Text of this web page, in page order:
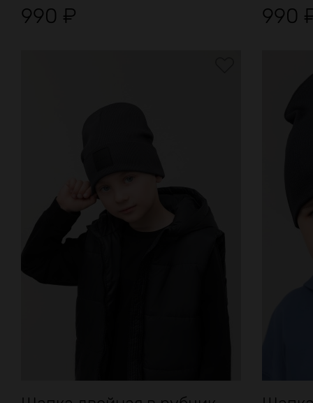
990 ₽ 990